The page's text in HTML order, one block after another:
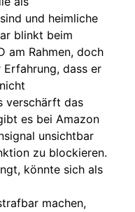
und heimliche
blinkt beim
am Rahmen, doch
dass er
verschärft das
es bei Amazon
unsichtbar
zu blockieren.
könnte sich als
machen,